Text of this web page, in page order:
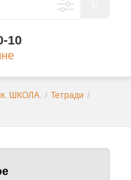
10
ШКОЛА. / Тетради /